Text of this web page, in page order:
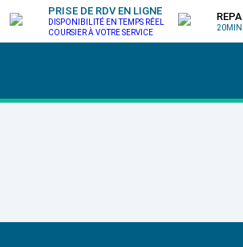
PRISE DE RDV EN LIGNE
DISPONIBILITÉ EN TEMPS RÉEL
COURSIER À VOTRE SERVICE
20MIN